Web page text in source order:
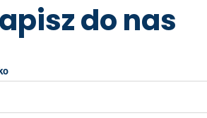
n n
k
do nas